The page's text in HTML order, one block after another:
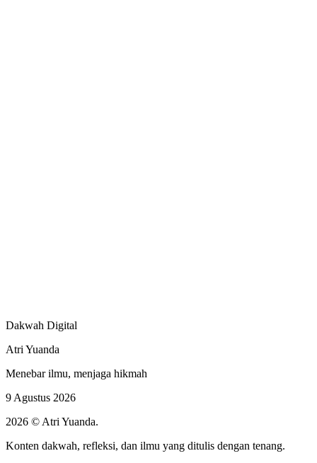
Dakwah Digital
Atri Yuanda
Menebar ilmu, menjaga hikmah
9 Agustus 2026
2026 © Atri Yuanda.
Konten dakwah, refleksi, dan ilmu yang ditulis dengan tenang.